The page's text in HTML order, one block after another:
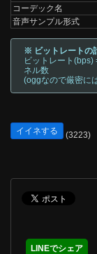
コーデック名
音声サンプル形式
※ ビットレートの
ビットレート(bps)
ネル数
(oggなので厳密に
イイネする (3223)
LINEでシェア